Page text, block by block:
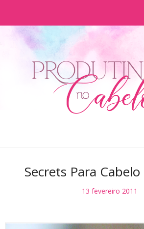
Secrets Para
13 fevereiro 2011